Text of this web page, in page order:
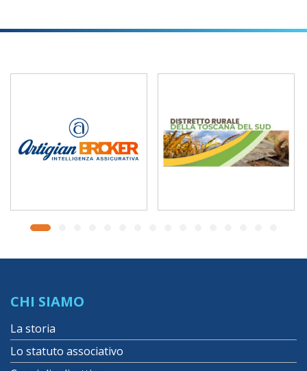
CHI SIAMO
La storia
Lo statuto associativo